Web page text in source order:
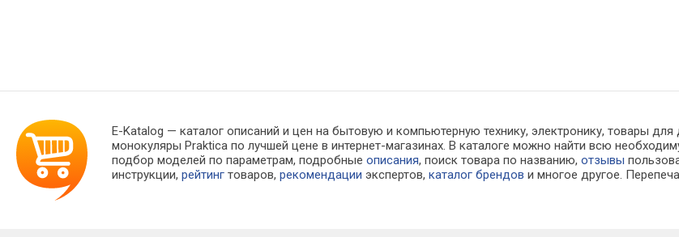
E-Katalog — каталог описаний и цен на бытовую и компьютерную технику, электронику, товары
монокуляры Praktica по лучшей цене в интернет-магазинах. В каталоге можно найти всю
подбор моделей по параметрам, подробныеописания, поиск товара по названию,отзывы
инструкции,рейтинг товаров,рекомендации экспертов,каталог брендов и многое другое.